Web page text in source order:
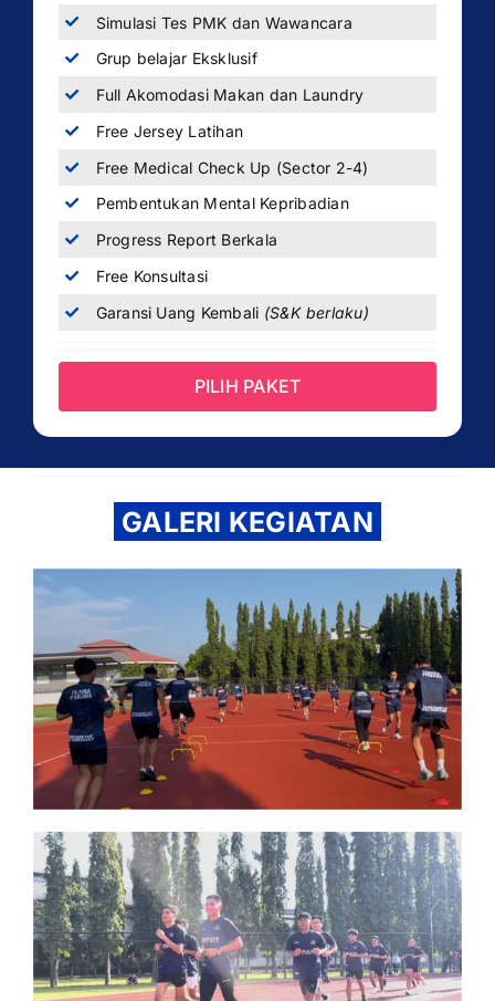
Simulasi Tes PMK dan Wawancara
Grup belajar Eksklusif
Full Akomodasi Makan dan Laundry
Free Jersey Latihan
Free Medical Check Up (Sector 2-4)
Pembentukan Mental Kepribadian
Progress Report Berkala
Free Konsultasi
Garansi Uang Kembali (S&K berlaku)
PILIH PAKET
GALERI KEGIATAN